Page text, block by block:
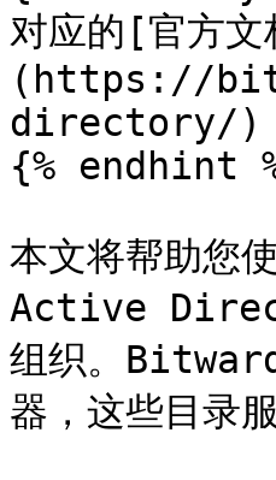
对应的[官方文
(https://
directory/)
{% endhint
本文将帮助
Active
组织。
器，这些目录